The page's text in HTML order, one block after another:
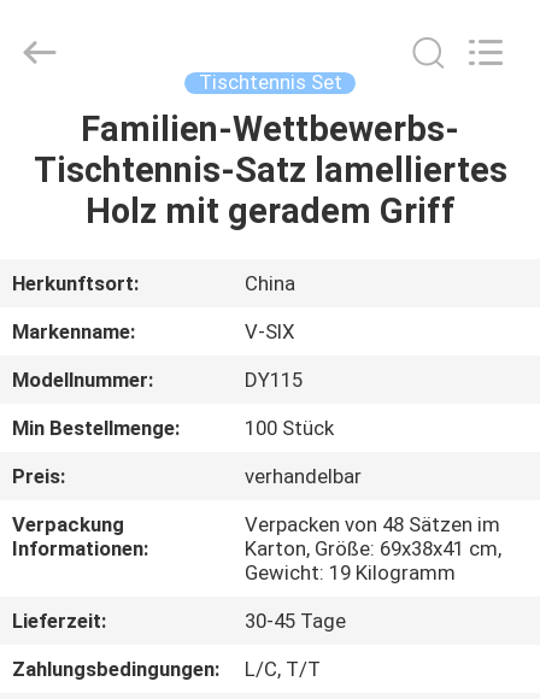
HAUSE
ÜBER
UNS
WERKSBESICHTIGUNG
QUALITÄTSKONTROLLE
MIT
UNS
Sports
Ltd..
Tischtennis Set
Familien-Wettbewerbs-
Tischtennis-Satz lamelliertes
Holz mit geradem Griff
Herkunftsort:
China
Markenname:
V-SIX
Modellnummer:
DY115
Min Bestellmenge:
100 Stück
Preis:
verhandelbar
Verpackung
Informationen:
Verpacken von 48 Sätzen im
Karton, Größe: 69x38x41 cm,
Gewicht: 19 Kilogramm
Lieferzeit:
30-45 Tage
Zahlungsbedingungen:
L/C, T/T